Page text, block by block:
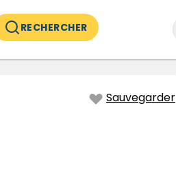
RECHERCHER
Sauvegarder